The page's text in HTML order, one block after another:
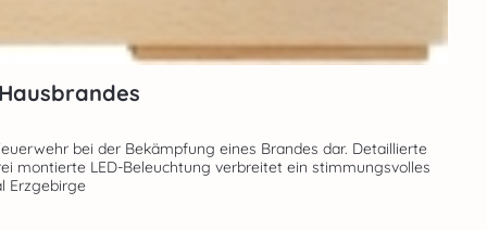
montierte LED-Beleuchtung verbreitet ein stimmungsvolles
Erzgebirge